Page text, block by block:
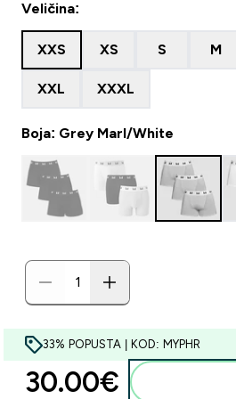
Veličina:
XXS XS S M
XXL XXXL
Boja: Grey Marl/White
33% POPUSTA | KOD: MYPHR
30.00€‎